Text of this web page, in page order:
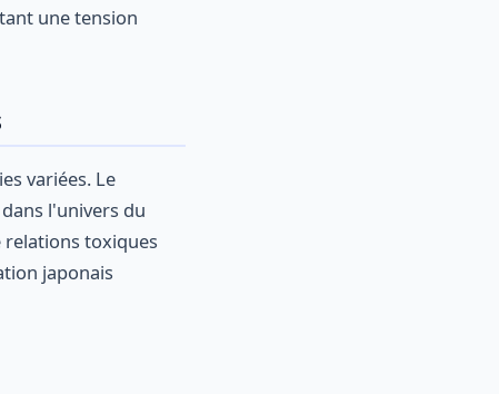
une tension
variées. Le
l'univers du
relations toxiques
japonais